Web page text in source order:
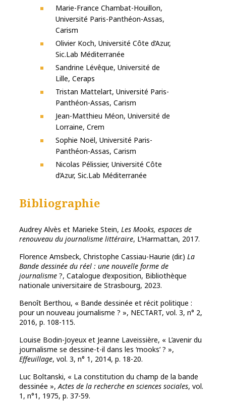
Marie-France Chambat-Houillon,
Université Paris-Panthéon-Assas,
Carism
Olivier Koch, Université Côte d’Azur,
Sic.Lab Méditerranée
Sandrine Lévêque, Université de
Lille, Ceraps
Tristan Mattelart, Université Paris-
Panthéon-Assas, Carism
Jean-Matthieu Méon, Université de
Lorraine, Crem
Sophie Noël, Université Paris-
Panthéon-Assas, Carism
Nicolas Pélissier, Université Côte
d’Azur, Sic.Lab Méditerranée
Bibliographie
Audrey Alvès et Marieke Stein, Les Mooks, espaces de
renouveau du journalisme littéraire, L’Harmattan, 2017.
Florence Amsbeck, Christophe Cassiau-Haurie (dir.) La
Bande dessinée du réel : une nouvelle forme de
journalisme ?, Catalogue d’exposition, Bibliothèque
nationale universitaire de Strasbourg, 2023.
Benoît Berthou, « Bande dessinée et récit politique :
pour un nouveau journalisme ? », NECTART, vol. 3, n° 2,
2016, p. 108-115.
Louise Bodin-Joyeux et Jeanne Laveissière, « L’avenir du
journalisme se dessine-t-il dans les ‘mooks’ ? »,
Effeuillage, vol. 3, n° 1, 2014, p. 18-20.
Luc Boltanski, « La constitution du champ de la bande
dessinée », Actes de la recherche en sciences sociales, vol.
1, n°1, 1975, p. 37-59.